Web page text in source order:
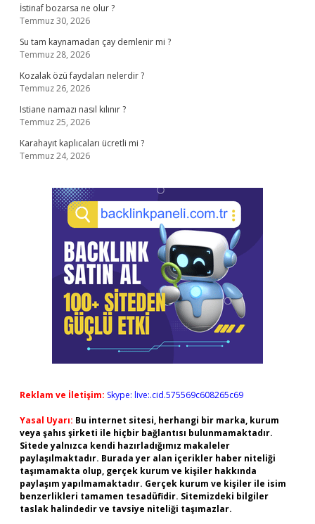
İstinaf bozarsa ne olur ?
Temmuz 30, 2026
Su tam kaynamadan çay demlenir mi ?
Temmuz 28, 2026
Kozalak özü faydaları nelerdir ?
Temmuz 26, 2026
Istiane namazı nasıl kılınır ?
Temmuz 25, 2026
Karahayıt kaplıcaları ücretli mi ?
Temmuz 24, 2026
Reklam ve İletişim: Skype: live:.cid.575569c608265c69
Yasal Uyarı: Bu internet sitesi, herhangi bir marka, kurum
veya şahıs şirketi ile hiçbir bağlantısı bulunmamaktadır.
Sitede yalnızca kendi hazırladığımız makaleler
paylaşılmaktadır. Burada yer alan içerikler haber niteliği
taşımamakta olup, gerçek kurum ve kişiler hakkında
paylaşım yapılmamaktadır. Gerçek kurum ve kişiler ile isim
benzerlikleri tamamen tesadüfidir. Sitemizdeki bilgiler
taslak halindedir ve tavsiye niteliği taşımazlar.